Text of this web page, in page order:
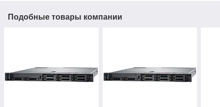
Подобные товары компании